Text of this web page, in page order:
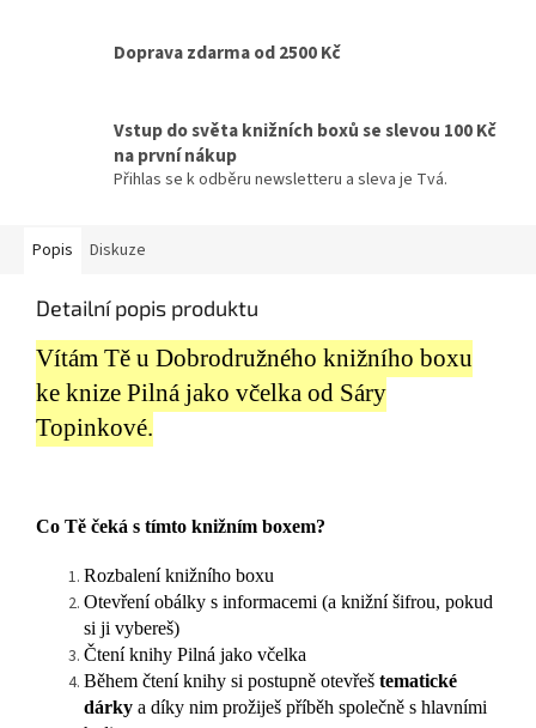
Doprava zdarma od 2500 Kč
Vstup do světa knižních boxů se slevou 100 Kč
na první nákup
Přihlas se k odběru newsletteru a sleva je Tvá.
Popis Diskuze
Detailní popis produktu
Vítám Tě u Dobrodružného knižního boxu
ke knize Pilná jako včelka od Sáry
Topinkové.
Co Tě čeká s tímto knižním boxem?
Rozbalení knižního boxu
Otevření obálky s informacemi (a knižní šifrou, pokud
si ji vybereš)
Čtení knihy Pilná jako včelka
Během čtení knihy si postupně otevřeš tematické
dárky a díky nim prožiješ příběh společně s hlavními